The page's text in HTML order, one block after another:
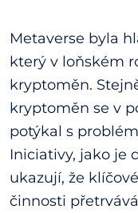
Metaverse byla
který v loňském
kryptoměn.
kryptoměn se v
potýkal s
Iniciativy, jako je
ukazují, že
činnosti